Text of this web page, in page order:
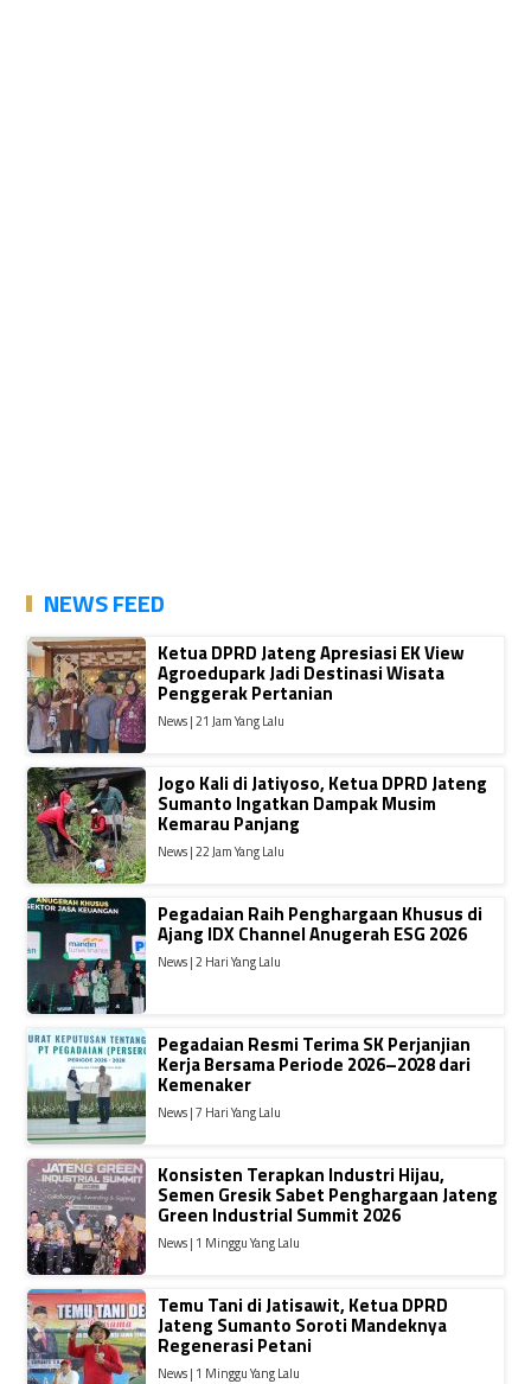
NEWS FEED
Ketua DPRD Jateng Apresiasi EK View
Agroedupark Jadi Destinasi Wisata
Penggerak Pertanian
News | 21 Jam Yang Lalu
Jogo Kali di Jatiyoso, Ketua DPRD Jateng
Sumanto Ingatkan Dampak Musim
Kemarau Panjang
News | 22 Jam Yang Lalu
Pegadaian Raih Penghargaan Khusus di
Ajang IDX Channel Anugerah ESG 2026
News | 2 Hari Yang Lalu
Pegadaian Resmi Terima SK Perjanjian
Kerja Bersama Periode 2026–2028 dari
Kemenaker
News | 7 Hari Yang Lalu
Konsisten Terapkan Industri Hijau,
Semen Gresik Sabet Penghargaan Jateng
Green Industrial Summit 2026
News | 1 Minggu Yang Lalu
Temu Tani di Jatisawit, Ketua DPRD
Jateng Sumanto Soroti Mandeknya
Regenerasi Petani
News | 1 Minggu Yang Lalu